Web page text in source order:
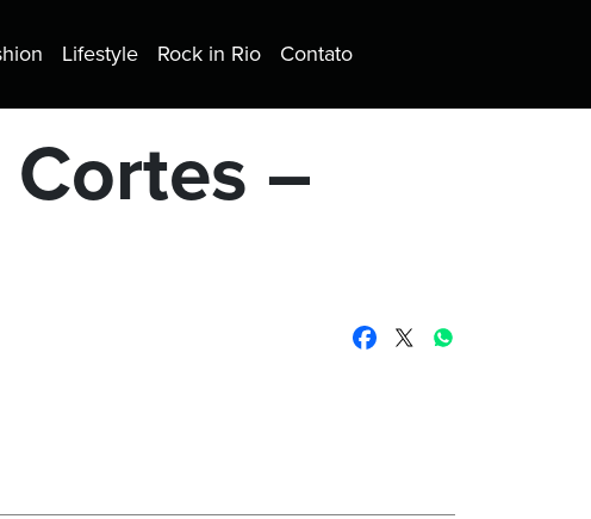
Lifestyle Rock in Rio Contato
–